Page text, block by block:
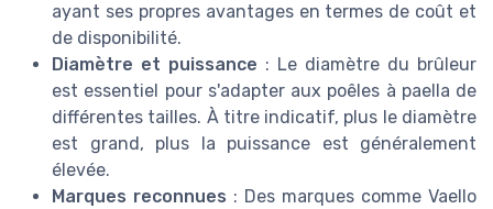
ayant ses propres avantages en termes de coût et
de disponibilité.
Diamètre et puissance : Le diamètre du brûleur
est essentiel pour s'adapter aux poêles à paella de
différentes tailles. À titre indicatif, plus le diamètre
est grand, plus la puissance est généralement
élevée.
Marques reconnues : Des marques comme Vaello